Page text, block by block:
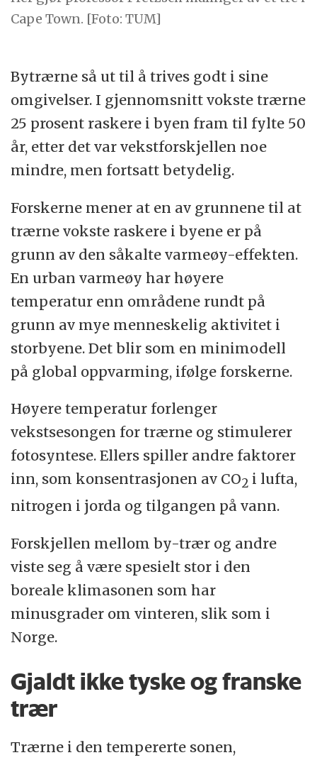
Cape Town. [Foto: TUM]
Bytrærne så ut til å trives godt i sine
omgivelser. I gjennomsnitt vokste trærne
25 prosent raskere i byen fram til fylte 50
år, etter det var vekstforskjellen noe
mindre, men fortsatt betydelig.
Forskerne mener at en av grunnene til at
trærne vokste raskere i byene er på
grunn av den såkalte varmeøy-effekten.
En urban varmeøy har høyere
temperatur enn områdene rundt på
grunn av mye menneskelig aktivitet i
storbyene. Det blir som en minimodell
på global oppvarming, ifølge forskerne.
Høyere temperatur forlenger
vekstsesongen for trærne og stimulerer
fotosyntese. Ellers spiller andre faktorer
inn, som konsentrasjonen av CO2 i lufta,
nitrogen i jorda og tilgangen på vann.
Forskjellen mellom by-trær og andre
viste seg å være spesielt stor i den
boreale klimasonen som har
minusgrader om vinteren, slik som i
Norge.
Gjaldt ikke tyske og franske
trær
Trærne i den tempererte sonen,